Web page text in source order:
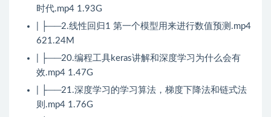
时代.mp4 1.93G
| ├──2.线性回归1 第一个模型用来进行数值预测.mp4
621.24M
| ├──20.编程工具keras讲解和深度学习为什么会有
效.mp4 1.47G
| ├──21.深度学习的学习算法，梯度下降法和链式法
则.mp4 1.76G